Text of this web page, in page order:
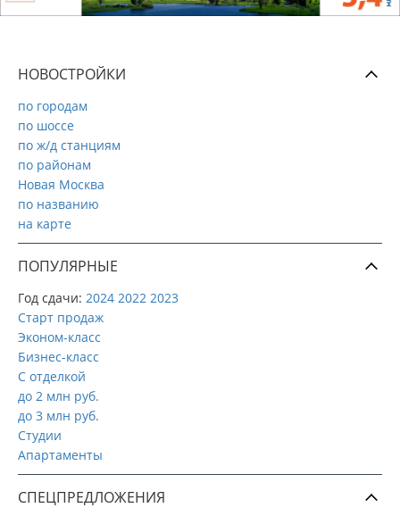
НОВОСТРОЙКИ
по городам
по шоссе
по ж/д станциям
по районам
Новая Москва
по названию
на карте
ПОПУЛЯРНЫЕ
Год сдачи: 2024 2022 2023
Старт продаж
Эконом-класс
Бизнес-класс
С отделкой
до 2 млн руб.
до 3 млн руб.
Студии
Апартаменты
СПЕЦПРЕДЛОЖЕНИЯ